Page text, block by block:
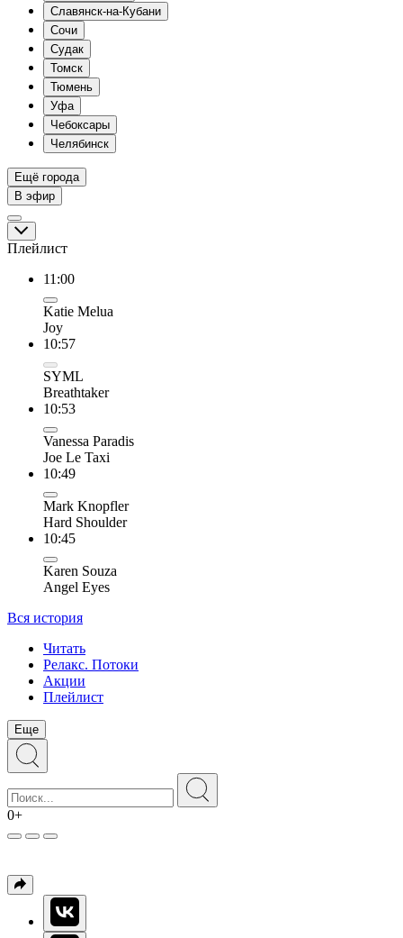
Славянск-на-Кубани
Сочи
Судак
Томск
Тюмень
Уфа
Чебоксары
Челябинск
Ещё города
В эфир
Плейлист
11:00
Katie Melua
Joy
10:57
SYML
Breathtaker
10:53
Vanessa Paradis
Joe Le Taxi
10:49
Mark Knopfler
Hard Shoulder
10:45
Karen Souza
Angel Eyes
Вся история
Читать
Релакс. Потоки
Акции
Плейлист
Еще
0+